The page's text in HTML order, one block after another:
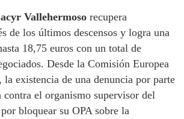
Vallehermoso recupera
de los últimos descensos y logra una
18,75 euros con un total de
Desde la Comisión Europea
la existencia de una denuncia por parte
contra el organismo supervisor del
bloquear su OPA sobre la